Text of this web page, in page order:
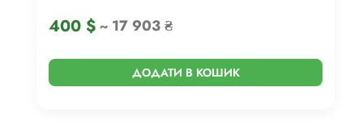
400 $~ 17 903 ₴
ДОДАТИ В КОШИК